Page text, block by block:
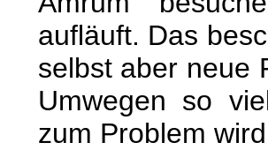
aufläuft. Das
selbst aber neue
Umwegen so
zum Problem